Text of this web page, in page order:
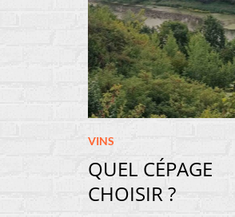
VINS
QUEL CÉPAGE
CHOISIR ?